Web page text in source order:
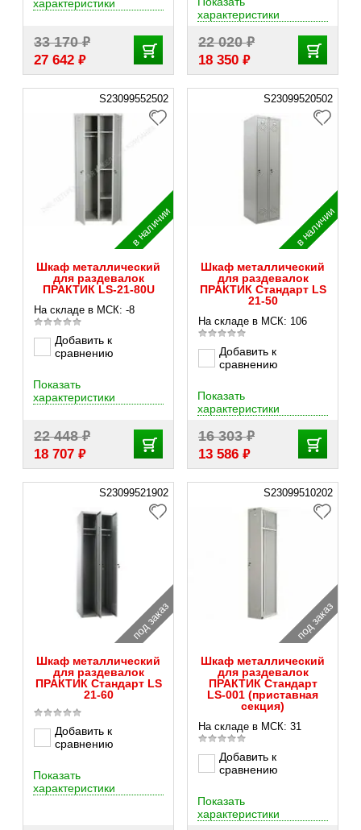
33 170₽
27 642 ₽
характеристики
22 020₽
18 350 ₽
характеристики
S23099552502
в наличии
Шкаф металлический
для раздевалок
ПРАКТИК LS-21-80U
На складе в МСК: -8
Добавить к
сравнению
22 448₽
18 707 ₽
Показать
характеристики
S23099520502
в наличии
Шкаф металлический
для раздевалок
ПРАКТИК Стандарт LS
21-50
На складе в МСК: 106
Добавить к
сравнению
16 303₽
13 586 ₽
Показать
характеристики
S23099521902
под заказ
Шкаф металлический
для раздевалок
ПРАКТИК Стандарт LS
21-60
Добавить к
сравнению
Показать
характеристики
S23099510202
под заказ
Шкаф металлический
для раздевалок
ПРАКТИК Стандарт
LS-001 (приставная
секция)
На складе в МСК: 31
Добавить к
сравнению
Показать
характеристики